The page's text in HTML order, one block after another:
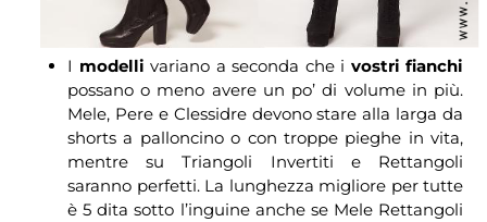
I modelli variano a seconda che i vostri fianchi
possano o meno avere un po’ di volume in più.
Mele, Pere e Clessidre devono stare alla larga da
shorts a palloncino o con troppe pieghe in vita,
mentre su Triangoli Invertiti e Rettangoli
saranno perfetti. La lunghezza migliore per tutte
è 5 dita sotto l’inguine anche se Mele Rettangoli